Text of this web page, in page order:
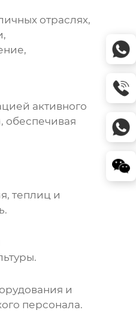
отраслях,
активного
обеспечивая
теплиц и
и
персонала.